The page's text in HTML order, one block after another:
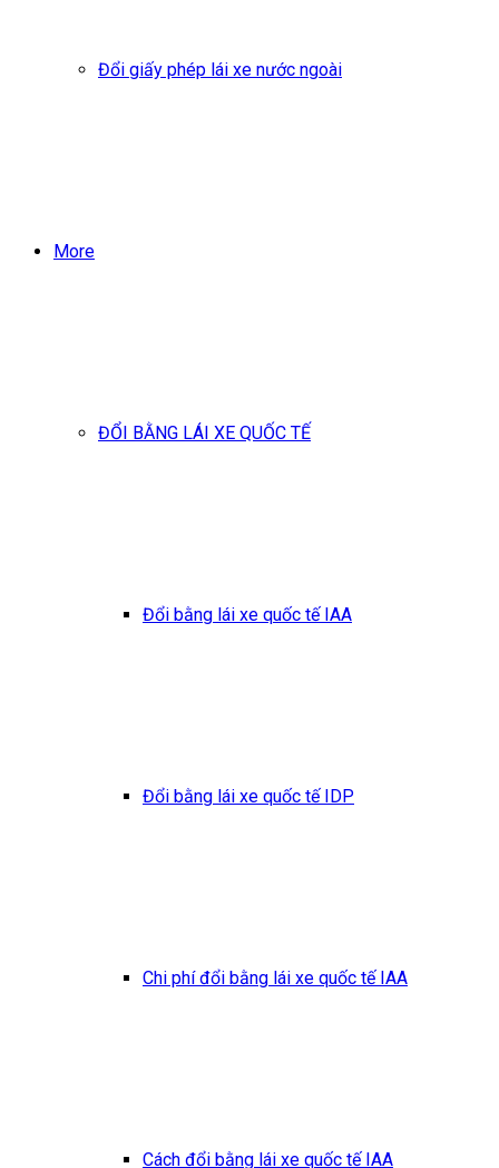
Đổi giấy phép lái xe nước ngoài
More
ĐỔI BẰNG LÁI XE QUỐC TẾ
Đổi bằng lái xe quốc tế IAA
Đổi bằng lái xe quốc tế IDP
Chi phí đổi bằng lái xe quốc tế IAA
Cách đổi bằng lái xe quốc tế IAA